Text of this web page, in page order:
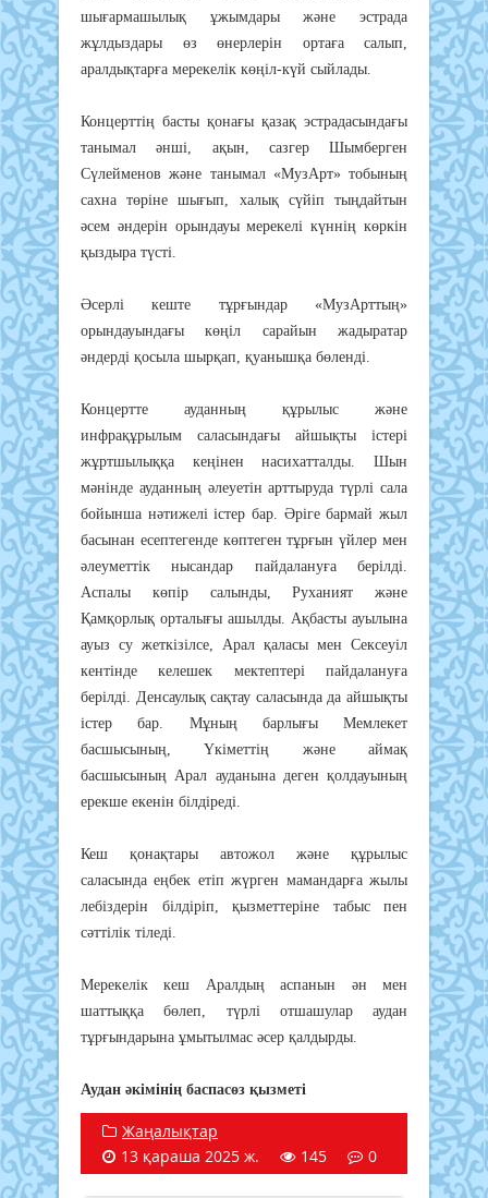
шығармашылық ұжымдары және эстрада
жұлдыздары өз өнерлерін ортаға салып,
аралдықтарға мерекелік көңіл-күй сыйлады.
Концерттің басты қонағы қазақ эстрадасындағы
танымал әнші, ақын, сазгер Шымберген
Сүлейменов және танымал «МузАрт» тобының
сахна төріне шығып, халық сүйіп тыңдайтын
әсем әндерін орындауы мерекелі күннің көркін
қыздыра түсті.
Әсерлі кеште тұрғындар «МузАрттың»
орындауындағы көңіл сарайын жадыратар
әндерді қосыла шырқап, қуанышқа бөленді.
Концертте ауданның құрылыс және
инфрақұрылым саласындағы айшықты істері
жұртшылыққа кеңінен насихатталды. Шын
мәнінде ауданның әлеуетін арттыруда түрлі сала
бойынша нәтижелі істер бар. Әріге бармай жыл
басынан есептегенде көптеген тұрғын үйлер мен
әлеуметтік нысандар пайдалануға берілді.
Аспалы көпір салынды, Руханият және
Қамқорлық орталығы ашылды. Ақбасты ауылына
ауыз су жеткізілсе, Арал қаласы мен Сексеуіл
кентінде келешек мектептері пайдалануға
берілді. Денсаулық сақтау саласында да айшықты
істер бар. Мұның барлығы Мемлекет
басшысының, Үкіметтің және аймақ
басшысының Арал ауданына деген қолдауының
ерекше екенін білдіреді.
Кеш қонақтары автожол және құрылыс
саласында еңбек етіп жүрген мамандарға жылы
лебіздерін білдіріп, қызметтеріне табыс пен
сәттілік тіледі.
Мерекелік кеш Аралдың аспанын ән мен
шаттыққа бөлеп, түрлі отшашулар аудан
тұрғындарына ұмытылмас әсер қалдырды.
Аудан әкімінің баспасөз қызметі
Жаңалықтар
13 қараша 2025 ж.
145 0